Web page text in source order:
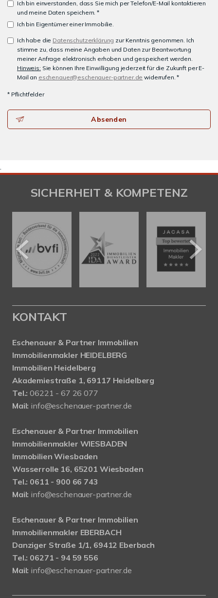
Ich bin einverstanden, dass Sie mich per Telefon/E-Mail kontaktieren
und meine Daten speichern. *
Ich bin Eigentümer einer Immobilie.
Ich habe die Datenschutzerklärung zur Kenntnis genommen. Ich
stimme zu, dass meine Angaben und Daten zur Beantwortung
meiner Anfrage elektronisch erhoben und gespeichert werden.
Hinweis: Sie können Ihre Einwilligung jederzeit für die Zukunft per E-
Mail an eschenauer@eschenauer-partner.de widerrufen. *
* Pflichtfelder
Absenden
.
SICHERHEIT & KOMPETENZ
KONTAKT
Eschenauer & Partner Immobilien
Immobilienmakler HEIDELBERG
Immobilien Heidelberg
Akademiestraße 1, 69117 Heidelberg
Tel.:06221 - 67 26 077
Mail: info@eschenauer-partner.de
Eschenauer & Partner Immobilien
Immobilienmakler WIESBADEN
Immobilien Wiesbaden
Wasserrolle 16, 65201 Wiesbaden
Tel.: 0611 - 900 66 743
Mail: info@eschenauer-partner.de
Eschenauer & Partner Immobilien
Immobilienmakler EBERBACH
Danziger Straße 1/1, 69412 Eberbach
Tel.: 06271 - 94 59 556
Mail: info@eschenauer-partner.de